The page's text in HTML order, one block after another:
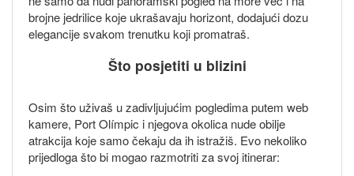
brojne jedrilice koje ukrašavaju horizont, dodajući dozu
elegancije svakom trenutku koji promatraš.
Što posjetiti u blizini
Osim što uživaš u zadivljujućim pogledima putem web
kamere, Port Olímpic i njegova okolica nude obilje
atrakcija koje samo čekaju da ih istražiš. Evo nekoliko
prijedloga što bi mogao razmotriti za svoj itinerar: